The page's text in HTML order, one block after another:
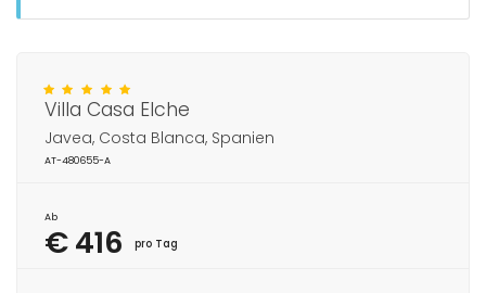
Villa Casa Elche
Javea, Costa Blanca, Spanien
AT-480655-A
Ab
€ 416 pro Tag